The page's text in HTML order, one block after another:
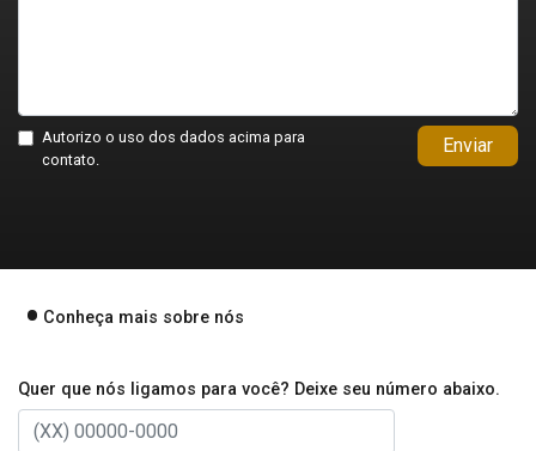
Autorizo o uso dos dados acima para
contato.
Enviar
Conheça mais sobre nós
Quer que nós ligamos para você? Deixe seu número abaixo.